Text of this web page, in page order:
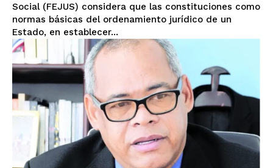
Social (FEJUS) considera que las constituciones como
normas básicas del ordenamiento jurídico de un
Estado, en establecer...